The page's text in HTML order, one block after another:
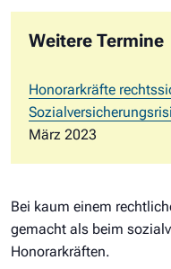
Weitere Termine
Honorarkräfte
März 2023
Bei kaum einem
gemacht als beim
Honorarkräften.